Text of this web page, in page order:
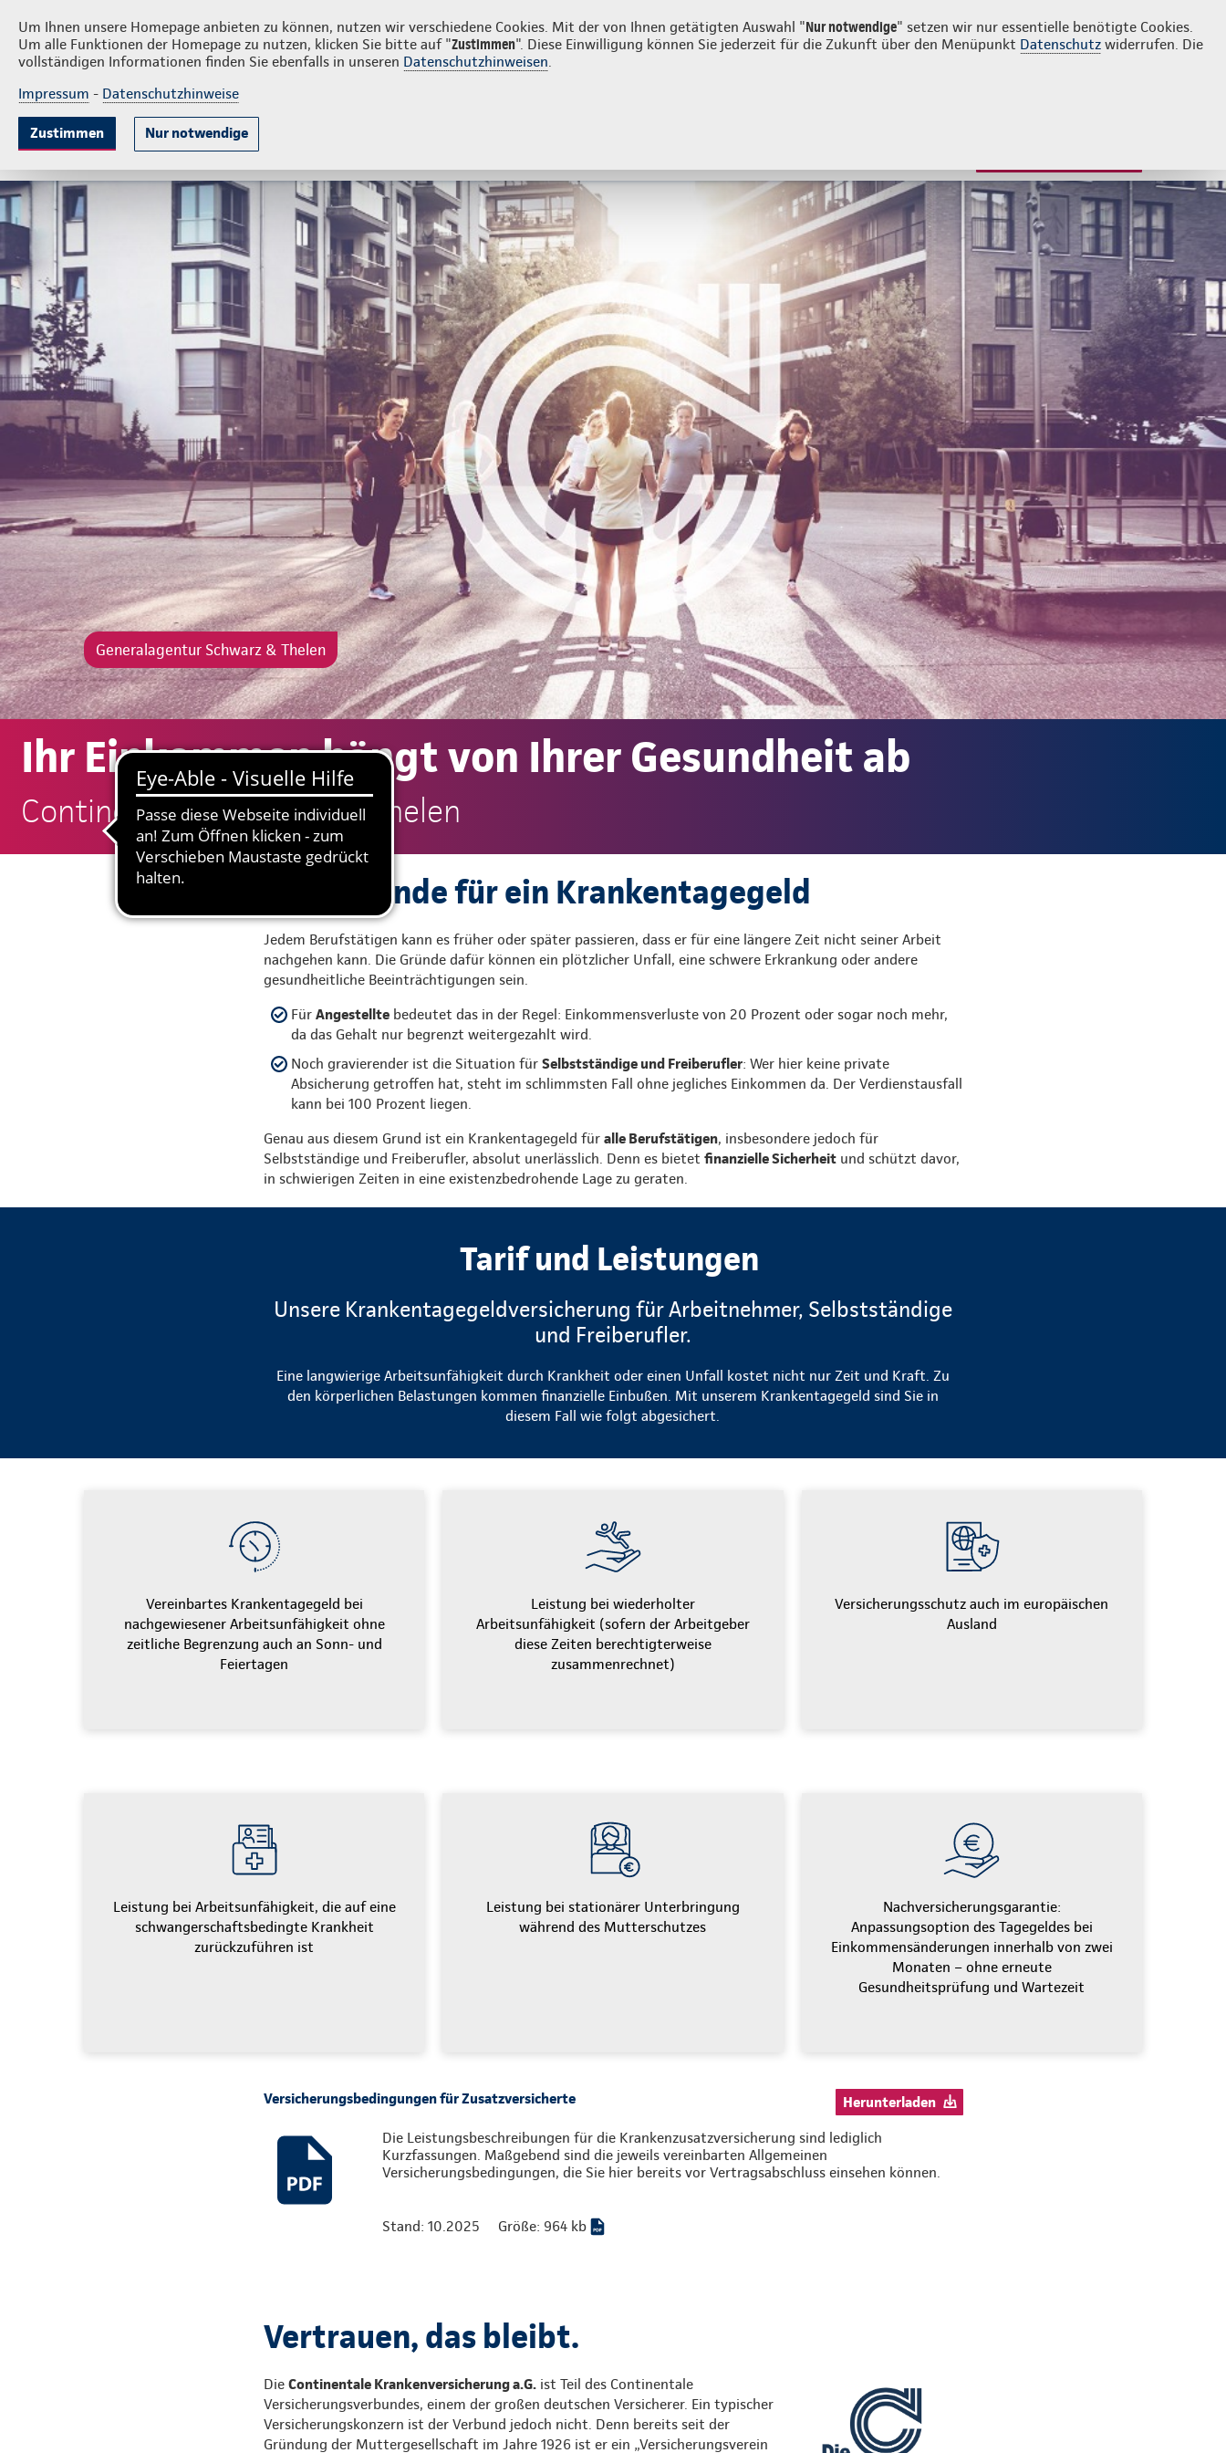
Um Ihnen unsere Homepage anbieten zu können, nutzen wir verschiedene Cookies. Mit der von Ihnen getätigten Auswahl "Nur notwendige" setzen wir nur essentielle benötigte Cookies.
Um alle Funktionen der Homepage zu nutzen, klicken Sie bitte auf "Zustimmen". Diese Einwilligung können Sie jederzeit für die Zukunft über den Menüpunkt Datenschutz widerrufen. Die
vollständigen Informationen finden Sie ebenfalls in unseren Datenschutzhinweisen.
Impressum - Datenschutzhinweise
Zustimmen Nur notwendige
Schwarz & Thelen PrivatkundenFirmenkunden Login Kontakt 030 67820808
KrankenversicherungLebensversicherung
Generalagentur Schwarz & Thelen
Ihr Einkommen hängt von Ihrer Gesundheit ab
Continentale: Schwarz & Thelen
Gute Gründe für ein Krankentagegeld
Jedem Berufstätigen kann es früher oder später passieren, dass er für eine längere Zeit nicht seiner Arbeit
nachgehen kann. Die Gründe dafür können ein plötzlicher Unfall, eine schwere Erkrankung oder andere
gesundheitliche Beeinträchtigungen sein.
Für Angestelltebedeutet das in der Regel: Einkommensverluste von 20 Prozent oder sogar noch mehr,
da das Gehalt nur begrenzt weitergezahlt wird.
Noch gravierender ist die Situation für Selbstständige und Freiberufler: Wer hier keine private
Absicherung getroffen hat, steht im schlimmsten Fall ohne jegliches Einkommen da. Der Verdienstausfall
kann bei 100 Prozent liegen.
Genau aus diesem Grund ist ein Krankentagegeld für alle Berufstätigen, insbesondere jedoch für
Selbstständige und Freiberufler, absolut unerlässlich. Denn es bietet finanzielle Sicherheitund schützt davor,
in schwierigen Zeiten in eine existenzbedrohende Lage zu geraten.
Tarif und Leistungen
Unsere Krankentagegeldversicherung für Arbeitnehmer, Selbstständige
und Freiberufler.
Eine langwierige Arbeitsunfähigkeit durch Krankheit oder einen Unfall kostet nicht nur Zeit und Kraft. Zu
den körperlichen Belastungen kommen finanzielle Einbußen. Mit unserem Krankentagegeld sind Sie in
diesem Fall wie folgt abgesichert.
Vereinbartes Krankentagegeld bei
nachgewiesener Arbeitsunfähigkeit ohne
zeitliche Begrenzung auch an Sonn- und
Feiertagen
Leistung bei wiederholter
Arbeitsunfähigkeit (sofern der Arbeitgeber
diese Zeiten berechtigterweise
zusammenrechnet)
Versicherungsschutz auch im europäischen
Ausland
Leistung bei Arbeitsunfähigkeit, die auf eine
schwangerschaftsbedingte Krankheit
zurückzuführen ist
Leistung bei stationärer Unterbringung
während des Mutterschutzes
Nachversicherungsgarantie:
Anpassungsoption des Tagegeldes bei
Einkommensänderungen innerhalb von zwei
Monaten – ohne erneute
Gesundheitsprüfung und Wartezeit
Versicherungsbedingungen für Zusatzversicherte Herunterladen
Die Leistungsbeschreibungen für die Krankenzusatzversicherung sind lediglich
Kurzfassungen. Maßgebend sind die jeweils vereinbarten Allgemeinen
Versicherungsbedingungen, die Sie hier bereits vor Vertragsabschluss einsehen können.
Stand: 10.2025 Größe: 964 kb
Vertrauen, das bleibt.
Die Continentale Krankenversicherung a.G.ist Teil des Continentale
Versicherungsverbundes, einem der großen deutschen Versicherer. Ein typischer
Versicherungskonzern ist der Verbund jedoch nicht. Denn bereits seit der
Gründung der Muttergesellschaft im Jahre 1926 ist er ein „Versicherungsverein